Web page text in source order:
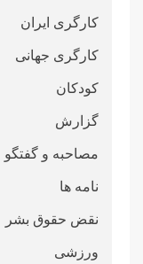
کارگری ایران
کارگری جهانی
کودکان
گزارش
مصاحبه و گفتگو
نامه ها
نقض حقوق بشر
ورزشی